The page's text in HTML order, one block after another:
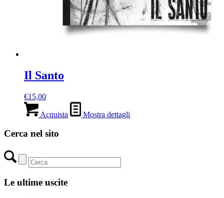
Il Santo
€15,00
Acquista Mostra dettagli
Cerca nel sito
Le ultime uscite